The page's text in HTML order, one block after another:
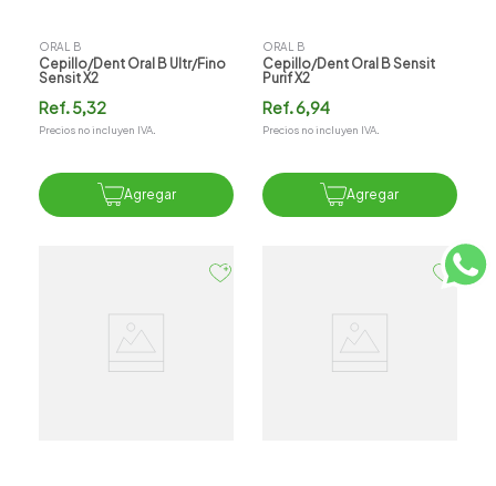
ORAL B
Cepillo/dent Oral B Ultr/fino
Sensit X2
Ref.5,32
Precios no incluyen IVA.
Agregar
ORAL B
Cepillo/dent Oral B Sensit
Purif X2
Ref.6,94
Precios no incluyen IVA.
Agregar